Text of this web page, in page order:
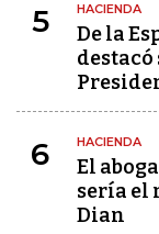
5 HACIENDA
De la
6 HACIENDA
El
sería el
Dian